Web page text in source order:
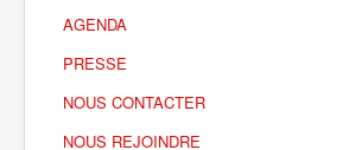
AGENDA
PRESSE
NOUS CONTACTER
NOUS REJOINDRE